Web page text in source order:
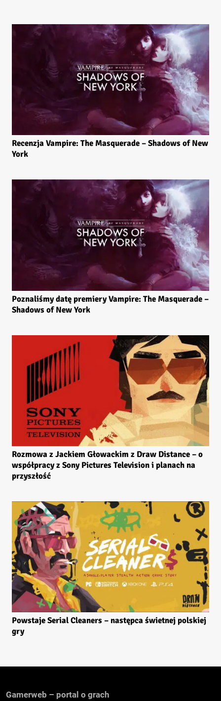
Recenzja Vampire: The Masquerade – Shadows of New
York
Poznaliśmy datę premiery Vampire: The Masquerade –
Shadows of New York
Rozmowa z Jackiem Głowackim z Draw Distance – o
współpracy z Sony Pictures Television i planach na
przyszłość
Powstaje Serial Cleaners – następca świetnej polskiej
gry
Gamerweb – portal o grach